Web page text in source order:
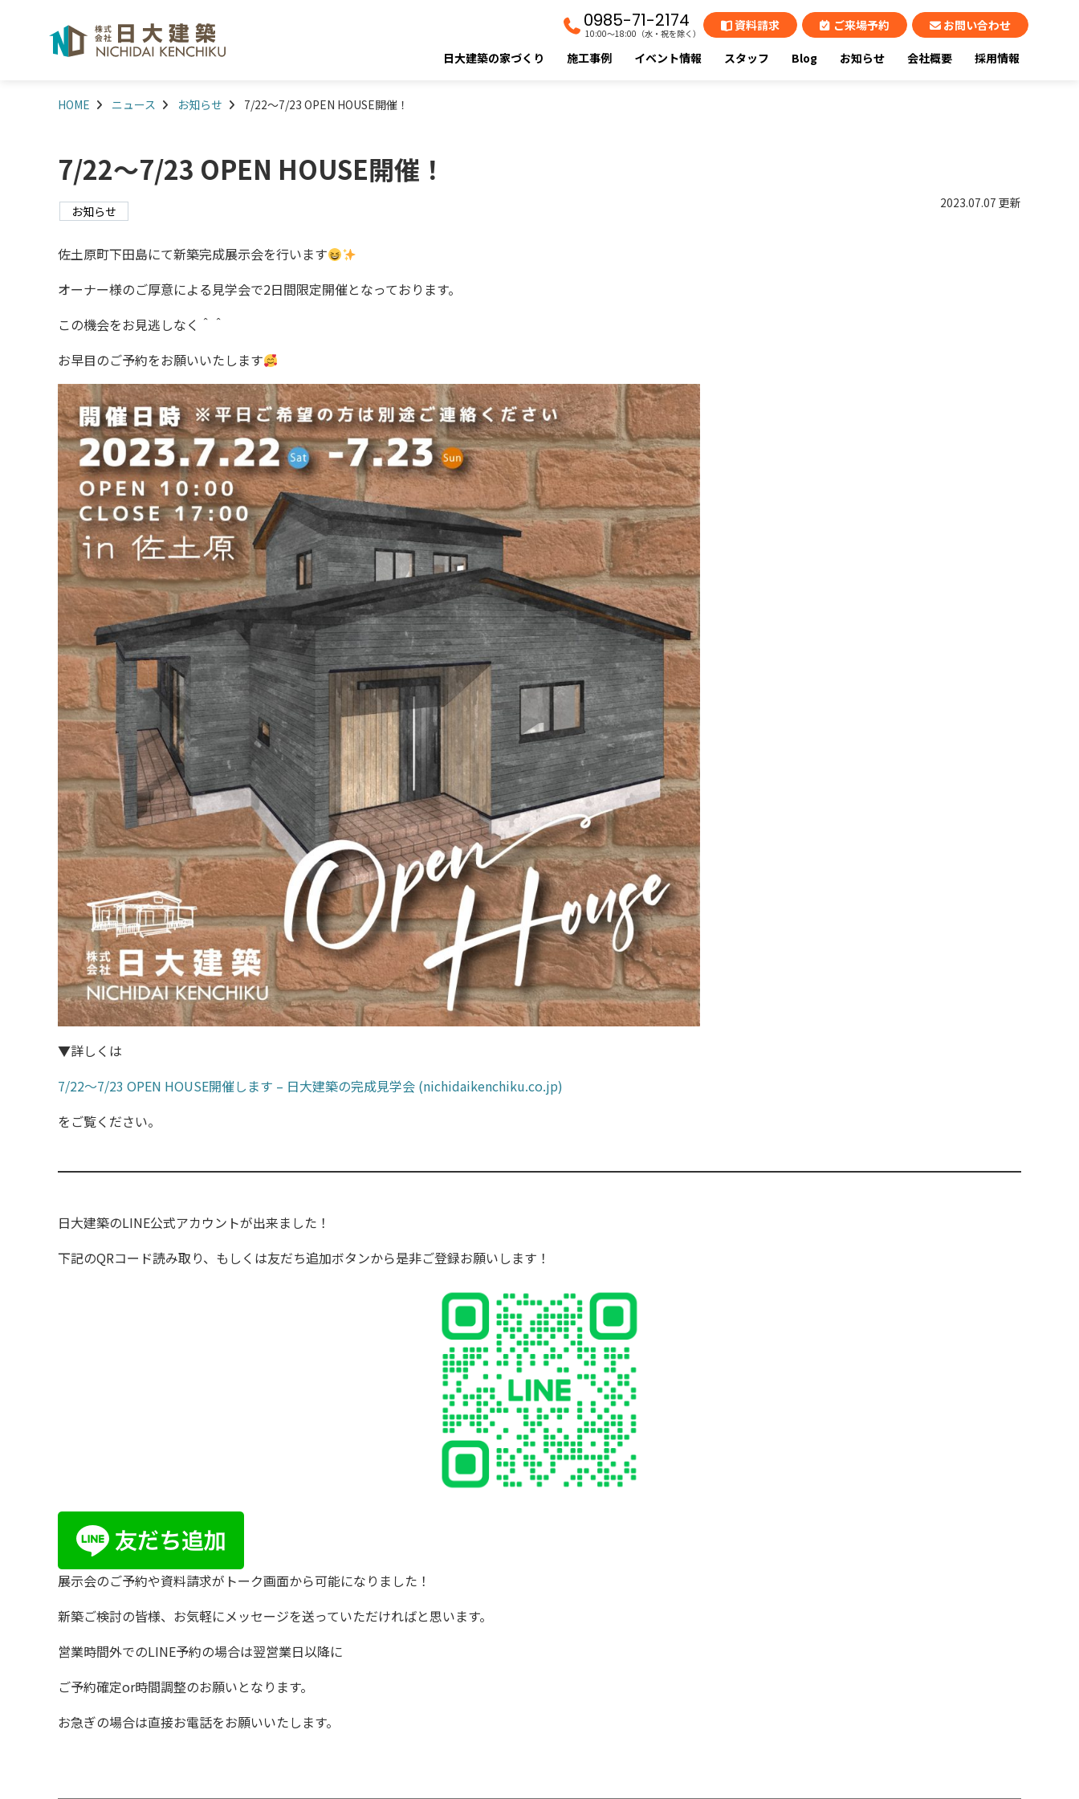
0985-71-2174
10:00〜18:00（水・祝を除く）
資料請求 ご来場予約 お問い合わせ
日大建築の家づくり 施工事例 イベント情報 スタッフ Blog お知らせ 会社概要 採用情報
HOME ニュース お知らせ 7/22～7/23 OPEN HOUSE開催！
7/22～7/23 OPEN HOUSE開催！
お知らせ
2023.07.07 更新
佐土原町下田島にて新築完成展示会を行います
オーナー様のご厚意による見学会で2日間限定開催となっております。
この機会をお見逃しなく＾＾
お早目のご予約をお願いいたします
▼詳しくは
7/22～7/23 OPEN HOUSE開催します – 日大建築の完成見学会 (nichidaikenchiku.co.jp)
をご覧ください。
日大建築のLINE公式アカウントが出来ました！
下記のQRコード読み取り、もしくは友だち追加ボタンから是非ご登録お願いします！
展示会のご予約や資料請求がトーク画面から可能になりました！
新築ご検討の皆様、お気軽にメッセージを送っていただければと思います。
営業時間外でのLINE予約の場合は翌営業日以降に
ご予約確定or時間調整のお願いとなります。
お急ぎの場合は直接お電話をお願いいたします。